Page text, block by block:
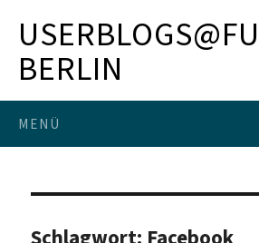
BERLIN
MENÜ
Schlagwort: Facebook